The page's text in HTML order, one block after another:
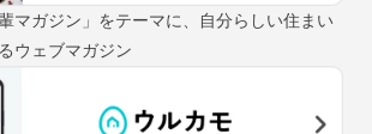
マガジン」をテーマに、自分らしい住まい
ウェブマガジン